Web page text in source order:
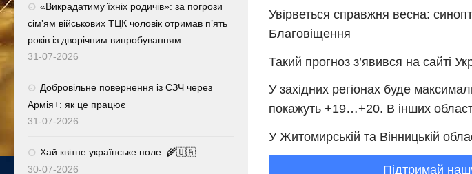
Увірветься справжня весна:
Благовіщення
Такий прогноз з’явився на сайті
У західних регіонах буде
покажуть +19…+20. В інших
У Житомирській та Вінницькій
Підтримай
«Викрадатиму їхніх родичів»: за погрози
сім’ям військових ТЦК чоловік отримав п’ять
років із дворічним випробуванням
31-07-2026
Добровільне повернення із СЗЧ через
Армія+: як це працює
31-07-2026
Хай квітне українське поле. 🌾🇺🇦
30-07-2026